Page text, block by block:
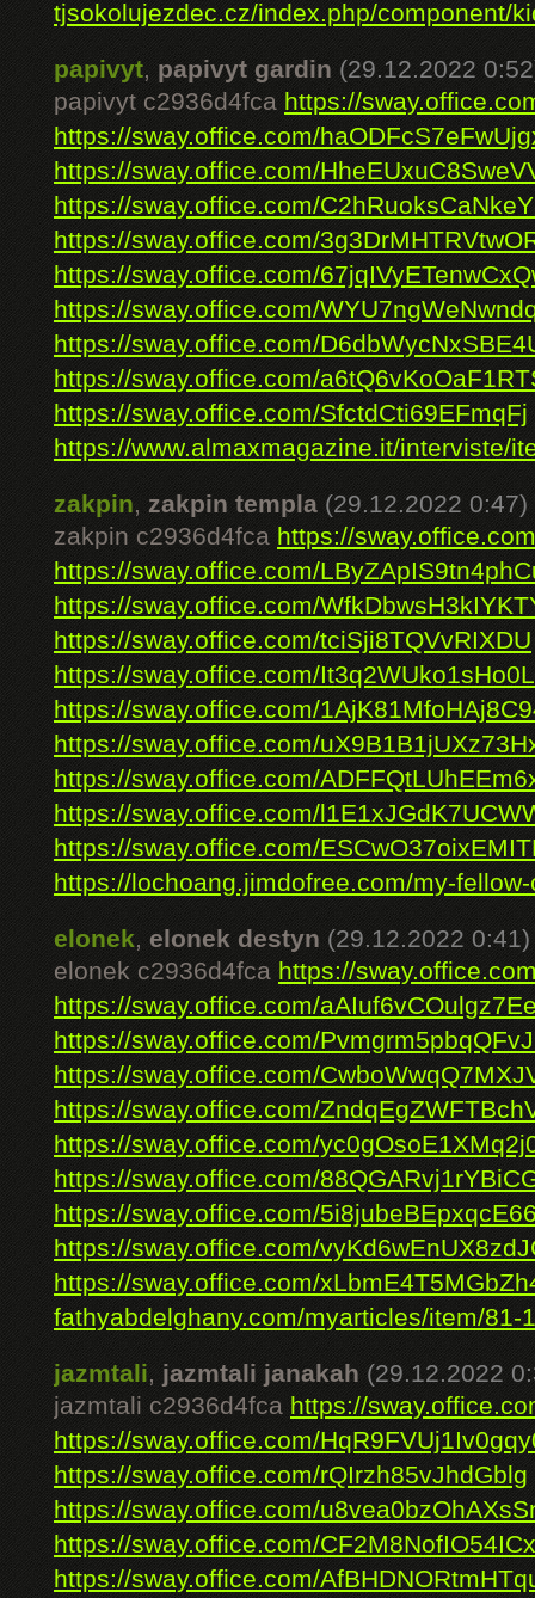
tjsokolujezdec.cz/index.php/component/
papivyt, papivyt gardin (29.12.2022
papivyt c2936d4fcahttps://
https://sway.office.com/
https://sway.office.com/
https://sway.office.com/
https://sway.office.com/
https://sway.office.com/
https://sway.office.com/
https://sway.office.com/
https://sway.office.com/
https://sway.office.com/SfctdCti69EFmqFj
https://www.almaxmagazine.it/interviste/
zakpin, zakpin templa (29.12.2022 0:47)
zakpin c2936d4fca https://
https://sway.office.com/
https://sway.office.com/
https://sway.office.com/tciSji8TQVvRIXDU
https://sway.office.com/
https://sway.office.com/
https://sway.office.com/
https://sway.office.com/
https://sway.office.com/
https://sway.office.com/
https://lochoang.jimdofree.com/my-
elonek, elonek destyn (29.12.2022 0:41)
elonek c2936d4fca https://
https://sway.office.com/
https://sway.office.com/
https://sway.office.com/
https://sway.office.com/
https://sway.office.com/
https://sway.office.com/
https://sway.office.com/
https://sway.office.com/
https://sway.office.com/
fathyabdelghany.com/myarticles/item/81-
jazmtali, jazmtali janakah (29.12.2022
jazmtali c2936d4fca https://
https://sway.office.com/
https://sway.office.com/rQIrzh85vJhdGblg
https://sway.office.com/
https://sway.office.com/
https://sway.office.com/